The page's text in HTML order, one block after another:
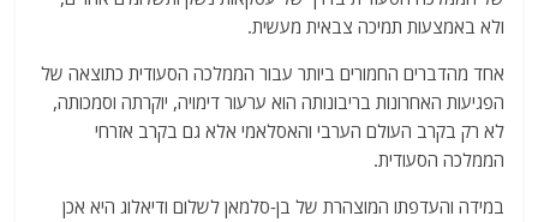
ולא באמצעות תמיכה צבאית מעשית.
אחד מהדברים החמורים ביותר עבור הממלכה הסעודית כתוצאה של
הפגיעות האחרונות בריבונותה הוא ערעור דימויה, יוקרתה וסמכותה,
לא רק בקרב העולם הערבי והאסלאמי אלא גם בקרב אזרחי
הממלכה הסעודית.
במידה והעדפתו המוצהרת של בן-סלמאן לשלום ודיאלוג היא אכן